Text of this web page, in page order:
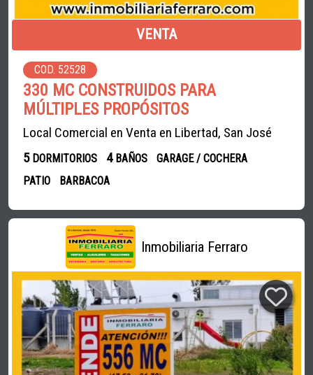
VENTA
COD. 52528
330 MC CONSTRUIDOS PARA
MÚLTIPLES PROPÓSITOS
Local Comercial en Venta en Libertad, San José
5DORMITORIOS 4BAÑOS
GARAGE / COCHERA
PATIO
BARBACOA
Inmobiliaria Ferraro